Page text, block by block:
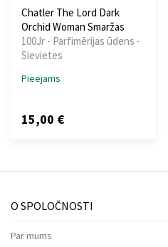
Chatler The Lord Dark
Orchid Woman Smaržas
100Jr - Parfimērijas ūdens -
Sievietes
Pieejams
15,00 €
O SPOLOČNOSTI
Par mums